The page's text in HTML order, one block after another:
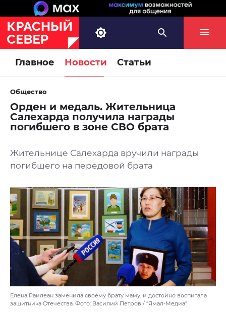
Главное Новости Статьи
Общество
Орден и медаль. Жительница
Салехарда получила награды
погибшего в зоне СВО брата
Жительнице Салехарда вручили награды
погибшего на передовой брата
Елена Раилеан заменила своему брату маму, и достойно воспитала
защитника Отечества. Фото: Василий Петров / "Ямал-Медиа"